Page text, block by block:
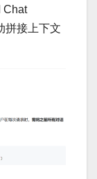
Chat
拼接上下文